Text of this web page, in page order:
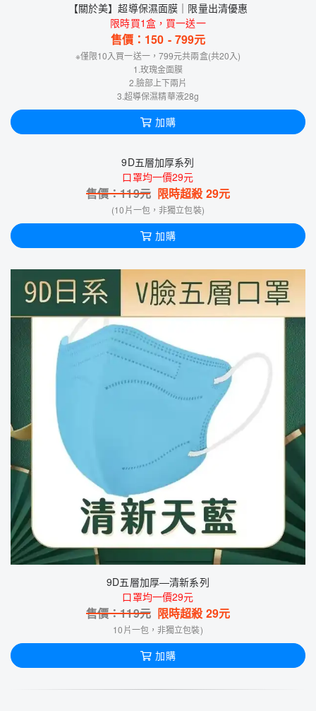
【關於美】超導保濕面膜｜限量出清優惠
限時買1盒，買一送一
售價： 150 - 799元
※僅限10入買一送一，799元共兩盒(共20入)
1.玫瑰金面膜
2.臉部上下兩片
3.超導保濕精華液28g
加購
9D五層加厚系列
口罩均一價29元
售價：119元 限時超殺 29元
(10片一包，非獨立包裝)
加購
9D五層加厚—清新系列
口罩均一價29元
售價：119元 限時超殺 29元
10片一包，非獨立包裝)
加購